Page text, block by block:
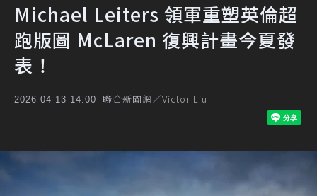
Michael Leiters 領軍重塑英倫超
跑版圖 McLaren 復興計畫今夏發
表！
2026-04-13 14:00 聯合新聞網／Victor Liu